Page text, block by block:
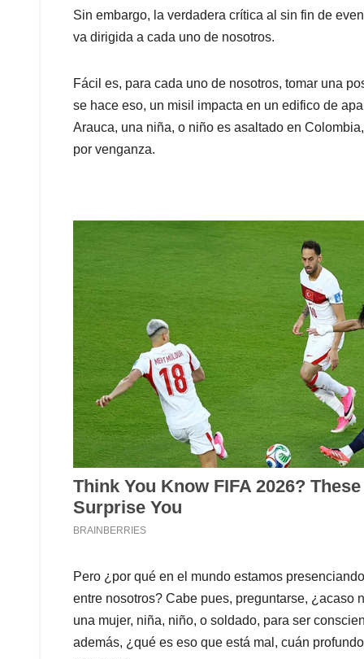
Sin embargo, la verdadera crítica al sin fin de
va dirigida a cada uno de nosotros.
Fácil es, para cada uno de nosotros, tomar una
se hace eso, un misil impacta en un edifico de
Arauca, una niña, o niño es asaltado en
por venganza.
Pero ¿por qué en el mundo estamos
entre nosotros? Cabe pues, preguntarse, ¿acaso
una mujer, niña, niño, o soldado, para ser
además, ¿qué es eso que está mal, cuán